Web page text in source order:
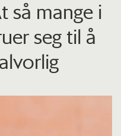
så mange i
seg til å